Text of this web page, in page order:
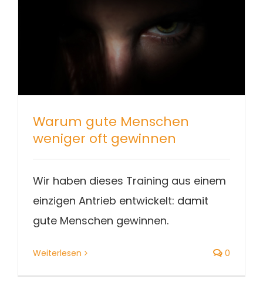
Warum gute Menschen
weniger oft gewinnen
Wir haben dieses Training aus einem
einzigen Antrieb entwickelt: damit
gute Menschen gewinnen.
Weiterlesen 0